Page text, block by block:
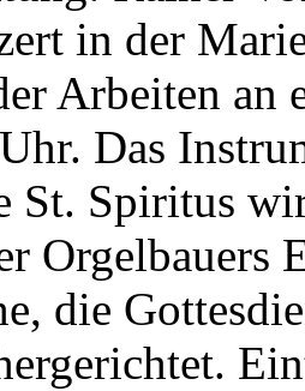
in der
Arbeiten an
Das
St. Spiritus
die